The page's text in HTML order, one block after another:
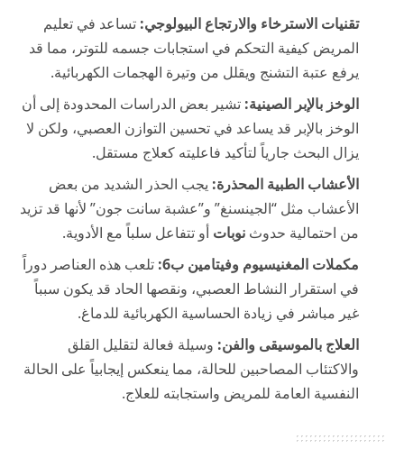
تقنيات الاسترخاء والارتجاع البيولوجي: تساعد في تعليم
المريض كيفية التحكم في استجابات جسمه للتوتر، مما قد
يرفع عتبة التشنج ويقلل من وتيرة الهجمات الكهربائية.
الوخز بالإبر الصينية: تشير بعض الدراسات المحدودة إلى أن
الوخز بالإبر قد يساعد في تحسين التوازن العصبي، ولكن لا
يزال البحث جارياً لتأكيد فاعليته كعلاج مستقل.
الأعشاب الطبية المحذرة: يجب الحذر الشديد من بعض
الأعشاب مثل “الجينسنغ” و”عشبة سانت جون” لأنها قد تزيد
من احتمالية حدوث نوبات أو تتفاعل سلباً مع الأدوية.
مكملات المغنيسيوم وفيتامين ب6:
تلعب هذه العناصر دوراً
في استقرار النشاط العصبي، ونقصها الحاد قد يكون سبباً
غير مباشر في زيادة الحساسية الكهربائية للدماغ.
العلاج بالموسيقى والفن: وسيلة فعالة لتقليل القلق
والاكتئاب المصاحبين للحالة، مما ينعكس إيجابياً على الحالة
النفسية العامة للمريض واستجابته للعلاج.